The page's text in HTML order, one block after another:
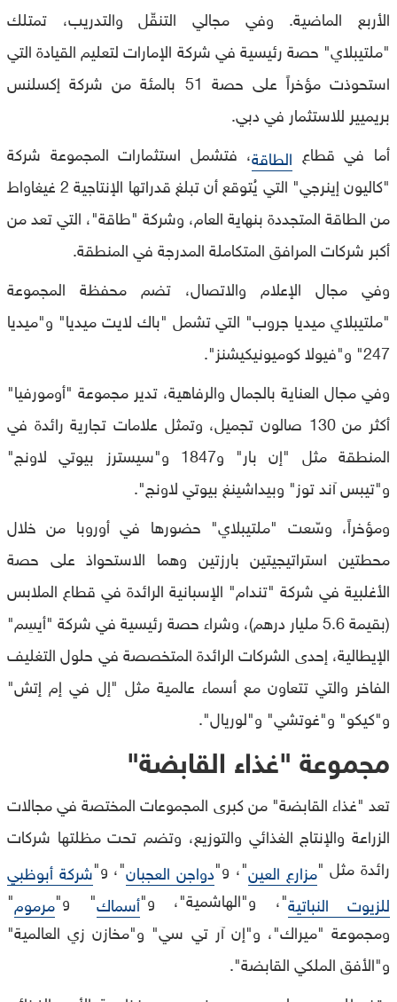
الأربع الماضية. وفي مجالي التنقّل والتدريب، تمتلك
"ملتيبلاي" حصة رئيسية في شركة الإمارات لتعليم القيادة التي
استحوذت مؤخراً على حصة 51 بالمئة من شركة إكسلنس
بريميير للاستثمار في دبي.
أما في قطاع الطاقة، فتشمل استثمارات المجموعة شركة
"كاليون إينرجي" التي يُتوقع أن تبلغ قدراتها الإنتاجية 2 غيغاواط
من الطاقة المتجددة بنهاية العام، وشركة "طاقة"، التي تعد من
أكبر شركات المرافق المتكاملة المدرجة في المنطقة.
وفي مجال الإعلام والاتصال، تضم محفظة المجموعة
"ملتيبلاي ميديا جروب" التي تشمل "باك لايت ميديا" و"ميديا
247" و"فيولا كوميونيكيشنز".
وفي مجال العناية بالجمال والرفاهية، تدير مجموعة "أومورفيا"
أكثر من 130 صالون تجميل، وتمثل علامات تجارية رائدة في
المنطقة مثل "إن بار" و1847 و"سيسترز بيوتي لاونج"
و"تيبس آند توز" وبيداشينغ بيوتي لاونج".
ومؤخراً، وسّعت "ملتيبلاي" حضورها في أوروبا من خلال
محطتين استراتيجيتين بارزتين وهما الاستحواذ على حصة
الأغلبية في شركة "تندام" الإسبانية الرائدة في قطاع الملابس
(بقيمة 5.6 مليار درهم)، وشراء حصة رئيسية في شركة "أيسِم"
الإيطالية، إحدى الشركات الرائدة المتخصصة في حلول التغليف
الفاخر والتي تتعاون مع أسماء عالمية مثل "إل في إم إتش"
و"كيكو" و"غوتشي" و"لوريال".
مجموعة "غذاء القابضة"
تعد "غذاء القابضة" من كبرى المجموعات المختصة في مجالات
الزراعة والإنتاج الغذائي والتوزيع، وتضم تحت مظلتها شركات
رائدة مثل "مزارع العين"، و"دواجن العجبان"، و"شركة أبوظبي
للزيوت النباتية"، و"الهاشمية"، و"أسماك" و"مرموم"
ومجموعة "ميراك"، و"إن آر تي سي" و"مخازن زي العالمية"
و"الأفق الملكي القابضة".